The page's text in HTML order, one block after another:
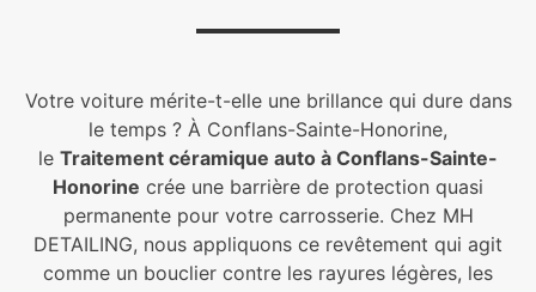
Votre voiture mérite-t-elle une brillance qui dure dans
le temps ? À Conflans-Sainte-Honorine,
le Traitement céramique auto à Conflans-Sainte-
Honorine crée une barrière de protection quasi
permanente pour votre carrosserie. Chez MH
DETAILING, nous appliquons ce revêtement qui agit
comme un bouclier contre les rayures légères, les